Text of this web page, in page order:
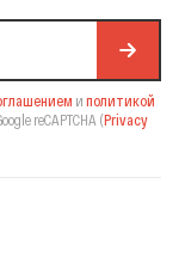
и политикой
reCAPTCHA (Privacy